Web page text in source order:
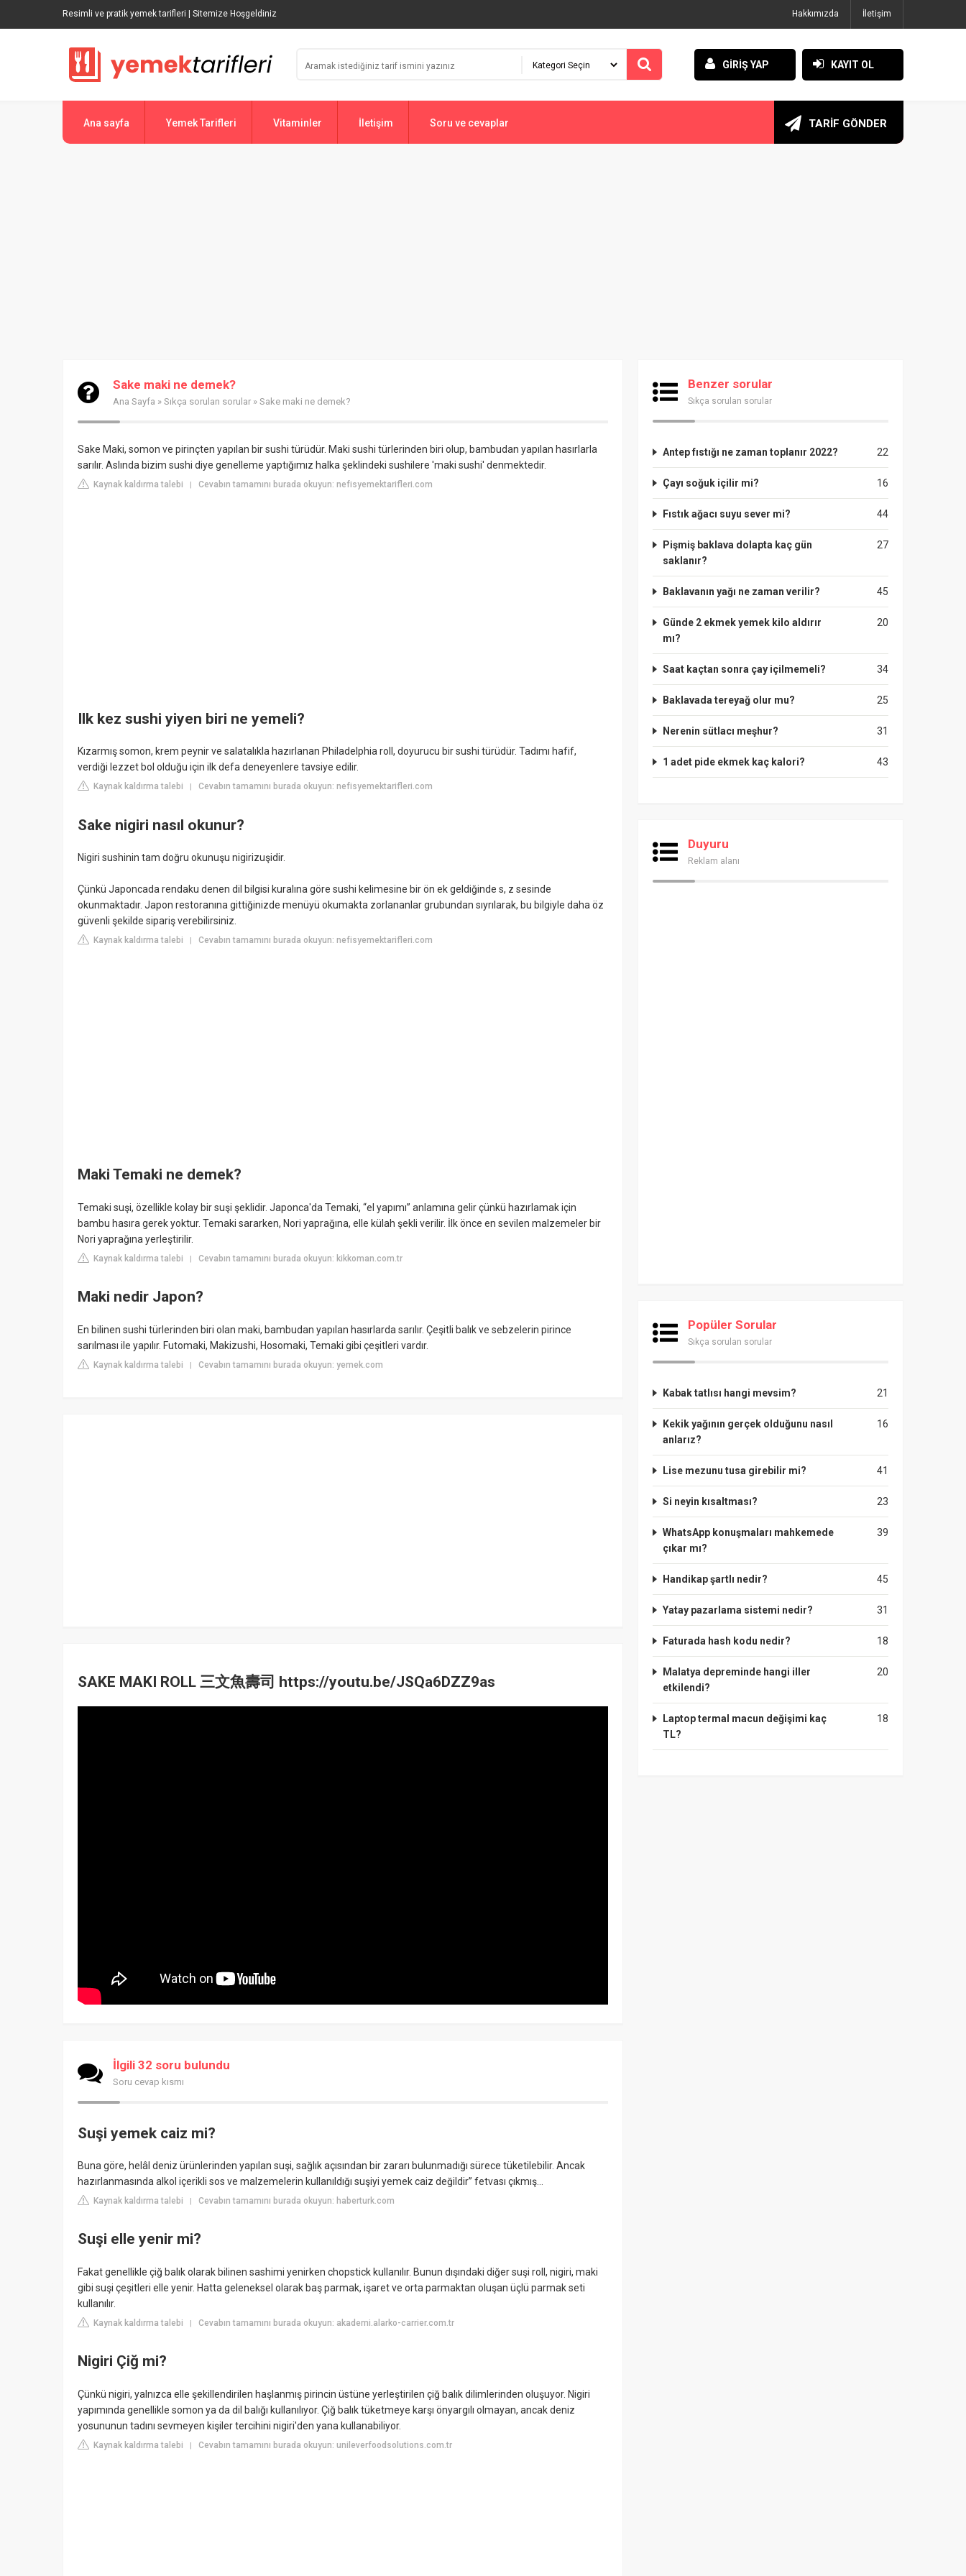
Resimli ve pratik yemek tarifleri | Sitemize Hoşgeldiniz Hakkımızda İletişim
GİRİŞ YAP KAYIT OL
Ana sayfa Yemek Tarifleri Vitaminler İletişim Soru ve cevaplar TARİF GÖNDER
Sake maki ne demek?
Ana Sayfa » Sıkça sorulan sorular » Sake maki ne demek?
Sake Maki, somon ve pirinçten yapılan bir sushi türüdür. Maki sushi türlerinden biri olup, bambudan yapılan hasırlarla
sarılır. Aslında bizim sushi diye genelleme yaptığımız halka şeklindeki sushilere 'maki sushi' denmektedir.
Kaynak kaldırma talebi | Cevabın tamamını burada okuyun: nefisyemektarifleri.com
Ilk kez sushi yiyen biri ne yemeli?
Kızarmış somon, krem peynir ve salatalıkla hazırlanan Philadelphia roll, doyurucu bir sushi türüdür. Tadımı hafif,
verdiği lezzet bol olduğu için ilk defa deneyenlere tavsiye edilir.
Kaynak kaldırma talebi Cevabın tamamını burada okuyun: nefisyemektarifleri.com
Sake nigiri nasıl okunur?
Nigiri sushinin tam doğru okunuşu nigirizuşidir.
Çünkü Japoncada rendaku denen dil bilgisi kuralına göre sushi kelimesine bir ön ek geldiğinde s, z sesinde
okunmaktadır. Japon restoranına gittiğinizde menüyü okumakta zorlananlar grubundan sıyrılarak, bu bilgiyle daha öz
güvenli şekilde sipariş verebilirsiniz.
Kaynak kaldırma talebi Cevabın tamamını burada okuyun: nefisyemektarifleri.com
Maki Temaki ne demek?
Temaki suşi, özellikle kolay bir suşi şeklidir. Japonca'da Temaki, “el yapımı” anlamına gelir çünkü hazırlamak için
bambu hasıra gerek yoktur. Temaki sararken, Nori yaprağına, elle külah şekli verilir. İlk önce en sevilen malzemeler bir
Nori yaprağına yerleştirilir.
Kaynak kaldırma talebi | Cevabın tamamını burada okuyun: kikkoman.com.tr
Maki nedir Japon?
En bilinen sushi türlerinden biri olan maki, bambudan yapılan hasırlarda sarılır. Çeşitli balık ve sebzelerin pirince
sarılması ile yapılır. Futomaki, Makizushi, Hosomaki, Temaki gibi çeşitleri vardır.
Kaynak kaldırma talebi | Cevabın tamamını burada okuyun: yemek.com
SAKE MAKI ROLL 三文魚壽司 https://youtu.be/JSQa6DZZ9as
İlgili 32 soru bulundu
Soru cevap kısmı
Suşi yemek caiz mi?
Buna göre, helâl deniz ürünlerinden yapılan suşi, sağlık açısından bir zararı bulunmadığı sürece tüketilebilir. Ancak
hazırlanmasında alkol içerikli sos ve malzemelerin kullanıldığı suşiyi yemek caiz değildir” fetvası çıkmış...
Kaynak kaldırma talebi | Cevabın tamamını burada okuyun: haberturk.com
Suşi elle yenir mi?
Fakat genellikle çiğ balık olarak bilinen sashimi yenirken chopstick kullanılır. Bunun dışındaki diğer suşi roll, nigiri, maki
gibi suşi çeşitleri elle yenir. Hatta geleneksel olarak baş parmak, işaret ve orta parmaktan oluşan üçlü parmak seti
kullanılır.
Kaynak kaldırma talebi | Cevabın tamamını burada okuyun: akademi.alarko-carrier.com.tr
Nigiri Çiğ mi?
Çünkü nigiri, yalnızca elle şekillendirilen haşlanmış pirincin üstüne yerleştirilen çiğ balık dilimlerinden oluşuyor. Nigiri
yapımında genellikle somon ya da dil balığı kullanılıyor. Çiğ balık tüketmeye karşı önyargılı olmayan, ancak deniz
yosununun tadını sevmeyen kişiler tercihini nigiri'den yana kullanabiliyor.
Kaynak kaldırma talebi | Cevabın tamamını burada okuyun: unileverfoodsolutions.com.tr
Benzer sorular
Sıkça sorulan sorular
22
Antep fıstığı ne zaman toplanır 2022?
16
Çayı soğuk içilir mi?
44
Fıstık ağacı suyu sever mi?
27
Pişmiş baklava dolapta kaç gün
saklanır?
45
Baklavanın yağı ne zaman verilir?
20
Günde 2 ekmek yemek kilo aldırır
mı?
34
Saat kaçtan sonra çay içilmemeli?
25
Baklavada tereyağ olur mu?
31
Nerenin sütlacı meşhur?
43
1 adet pide ekmek kaç kalori?
Duyuru
Reklam alanı
Popüler Sorular
Sıkça sorulan sorular
21
Kabak tatlısı hangi mevsim?
16
Kekik yağının gerçek olduğunu nasıl
anlarız?
41
Lise mezunu tusa girebilir mi?
23
Si neyin kısaltması?
39
WhatsApp konuşmaları mahkemede
çıkar mı?
45
Handikap şartlı nedir?
31
Yatay pazarlama sistemi nedir?
18
Faturada hash kodu nedir?
20
Malatya depreminde hangi iller
etkilendi?
18
Laptop termal macun değişimi kaç
TL?